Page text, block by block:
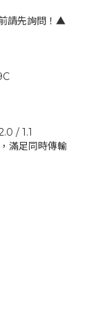
請先詢問！▲
/ 1.1
滿足同時傳輸